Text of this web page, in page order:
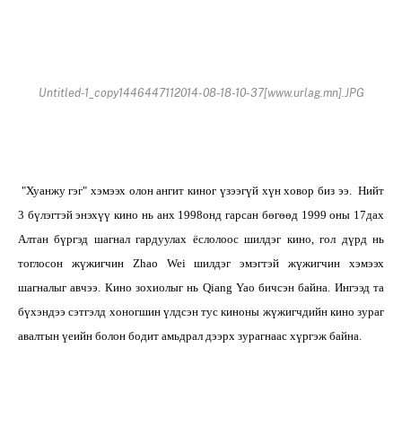
Untitled-1_copy1446447112014-08-18-10-37[www.urlag.mn].JPG
"Хуанжу гэг" хэмээх олон ангит киног үзээгүй хүн ховор биз ээ. Нийт
3 бүлэгтэй энэхүү кино нь анх 1998онд гарсан бөгөөд 1999 оны 17дах
Алтан бүргэд шагнал гардуулах ёслолоос шилдэг кино, гол дүрд нь
тоглосон жүжигчин Zhao Wei шилдэг эмэгтэй жүжигчин хэмээх
шагналыг авчээ. Кино зохиолыг нь Qiang Yao бичсэн байна. Ингээд та
бүхэндээ сэтгэлд хоногшин үлдсэн тус киноны жүжигчдийн кино зураг
авалтын үеийн болон бодит амьдрал дээрх зурагнаас хүргэж байна.